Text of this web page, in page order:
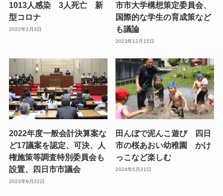
1013人感染 3人死亡 新
型コロナ
2022年2月3日
市市大学構想策定委員会、
国際的な学生の育成策など
も議論
2023年12月15日
2022年度一般会計決算案な
ど17議案を認定、可決、人
権施策等調査特別委員会も
設置、四日市市議会
2023年9月22日
田んぼで泥んこ遊び 四日
市の桜あおい幼稚園 かけ
っこなど楽しむ
2024年5月21日